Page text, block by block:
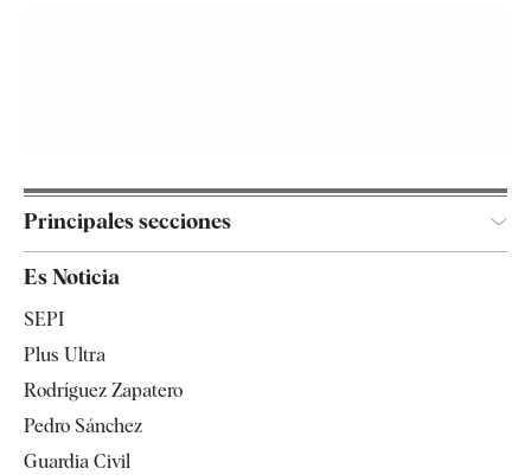
Principales secciones
España
Televisión
Es Noticia
SEPI
Plus Ultra
Rodríguez Zapatero
Pedro Sánchez
Guardia Civil